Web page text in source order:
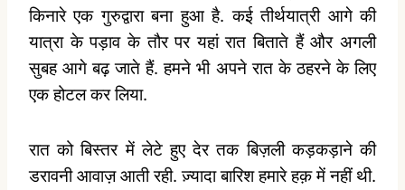
किनारे एक गुरुद्वारा बना हुआ है. कई तीर्थयात्री आगे की
यात्रा के पड़ाव के तौर पर यहां रात बिताते हैं और अगली
सुबह आगे बढ़ जाते हैं. हमने भी अपने रात के ठहरने के लिए
एक होटल कर लिया.
रात को बिस्तर में लेटे हुए देर तक बिज़ली कड़कड़ाने की
डरावनी आवाज़ आती रही. ज़्यादा बारिश हमारे हक़ में नहीं थी.